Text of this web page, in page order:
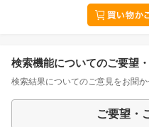
検索機能についてのご要望
検索結果についてのご意見をお聞か
ご要望・